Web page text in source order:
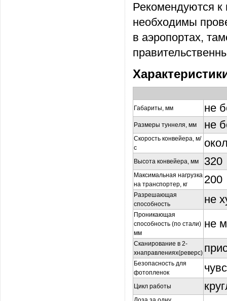
Рекомендуются к
необходимы
в аэропортах,
Габариты, мм не
Размеры туннеля, мм не
Скорость конвейера, м/
с
Высота конвейера, мм 320
Максимальная нагрузка
на транспортер, кг
200
Разрешающая
способность
не
Проникающая
способность (по стали)
мм
не
Сканирование в 2-
хнаправлениях(реверс)
Безопасность для
фотопленок
Цикл работы